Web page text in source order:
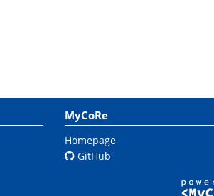
MyCoRe
Homepage
GitHub